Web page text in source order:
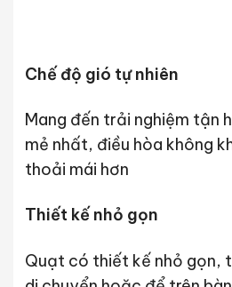
Chế độ gió tự nhiên
Mang đến trải nghiệm tận
mẻ nhất, điều hòa không
thoải mái hơn
Thiết kế nhỏ gọn
Quạt có thiết kế nhỏ gọn,